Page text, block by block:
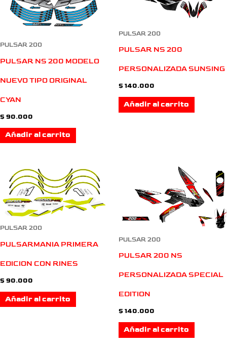
PULSAR 200
PULSAR NS 200 MODELO
NUEVO TIPO ORIGINAL
CYAN
$ 90.000
Añadir al carrito
PULSAR 200
PULSAR NS 200
PERSONALIZADA SUNSING
$ 140.000
Añadir al carrito
PULSAR 200
PULSARMANIA PRIMERA
EDICION CON RINES
$ 90.000
Añadir al carrito
PULSAR 200
PULSAR 200 NS
PERSONALIZADA SPECIAL
EDITION
$ 140.000
Añadir al carrito